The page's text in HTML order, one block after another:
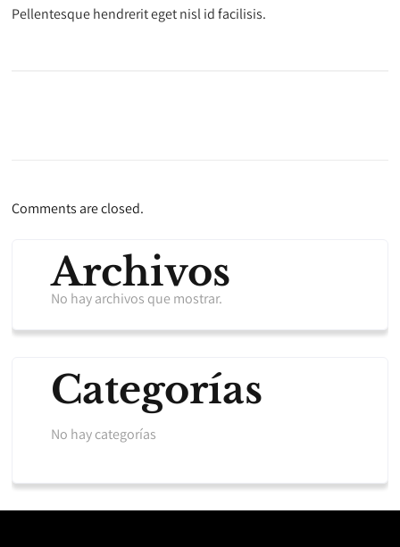
Pellentesque hendrerit eget nisl id facilisis.
Comments are closed.
Archivos
No hay archivos que mostrar.
Categorías
No hay categorías